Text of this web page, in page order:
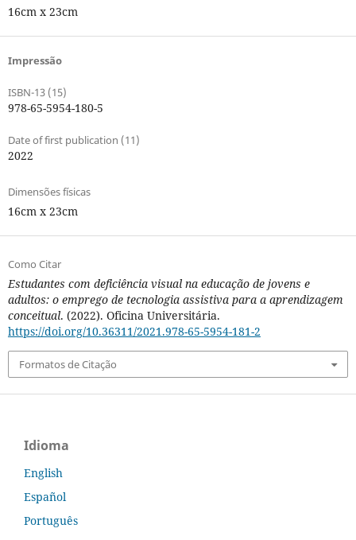
16cm x 23cm
Impressão
ISBN-13 (15)
978-65-5954-180-5
Date of first publication (11)
2022
Dimensões físicas
16cm x 23cm
Como Citar
Estudantes com deficiência visual na educação de jovens e
adultos: o emprego de tecnologia assistiva para a aprendizagem
conceitual. (2022). Oficina Universitária.
https://doi.org/10.36311/2021.978-65-5954-181-2
Formatos de Citação
Idioma
English
Español
Português